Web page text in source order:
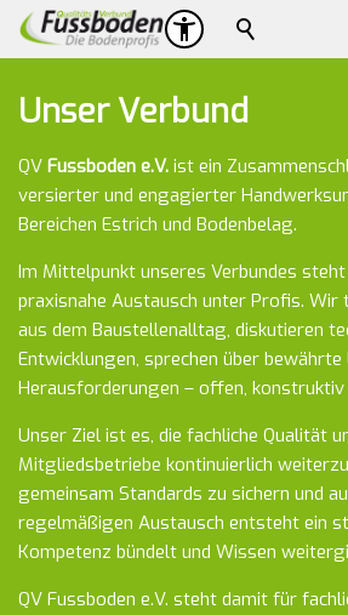
Suche
Unser Verbund
QV Fussboden e.V. ist ein
versierter und engagierter
Bereichen Estrich und Bodenbelag.
Im Mittelpunkt unseres Verbundes
praxisnahe Austausch unter Profis. Wir
aus dem Baustellenalltag, diskutieren
Entwicklungen, sprechen über bewährte
Herausforderungen – offen, konstruktiv
Unser Ziel ist es, die fachliche Qualität
Mitgliedsbetriebe kontinuierlich
gemeinsam Standards zu sichern und
regelmäßigen Austausch entsteht ein
Kompetenz bündelt und Wissen
QV Fussboden e.V. steht damit für